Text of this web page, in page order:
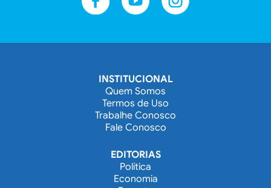
INSTITUCIONAL
Quem Somos
Termos de Uso
Trabalhe Conosco
Fale Conosco
EDITORIAS
Política
Economia